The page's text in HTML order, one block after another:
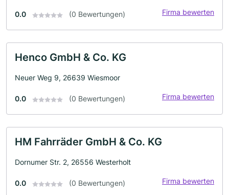
0.0 (0 Bewertungen) Firma bewerten
Henco GmbH & Co. KG
Neuer Weg 9, 26639 Wiesmoor
0.0 (0 Bewertungen) Firma bewerten
HM Fahrräder GmbH & Co. KG
Dornumer Str. 2, 26556 Westerholt
0.0 (0 Bewertungen) Firma bewerten